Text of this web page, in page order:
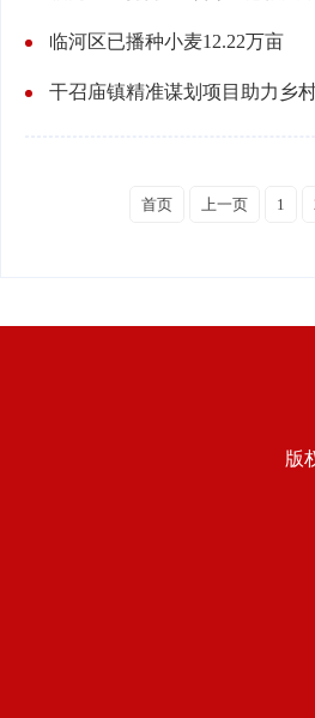
临河区已播种小麦12.22万亩
干召庙镇精准谋划项目助力乡
首页 上一页 1
版